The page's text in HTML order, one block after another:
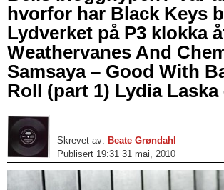
hvorfor har Black Keys
Lydverket på P3 klokka
Weathervanes And
Samsaya – Good With
Roll (part 1) Lydia
Skrevet av: Beate Grøndahl
Publisert 19:31 31 mai, 2010